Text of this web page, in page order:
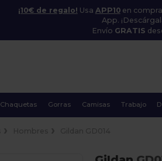
¡10€ de regalo! Usa APP10en
App.
Envío GRATIS
Chaquetas Gorras Camisas Trabajo